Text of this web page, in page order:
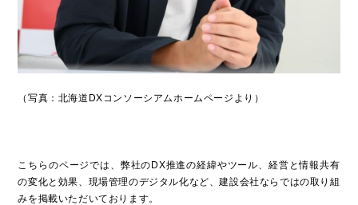
社会貢献活動
RECRUIT
募集要項
SNS
PRIVACY POLICY
（写真：北海道DXコンソーシアムホームページより）
こちらのページでは、弊社のDX推進の経緯やツール、経営と情報共有
の変化と効果、現場管理のデジタル化など、建設会社ならではの取り組
みを掲載いただいております。